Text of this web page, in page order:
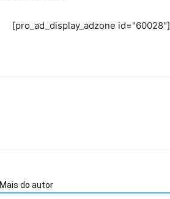
[pro_ad_display_adzone id="60028"]
Mais do autor